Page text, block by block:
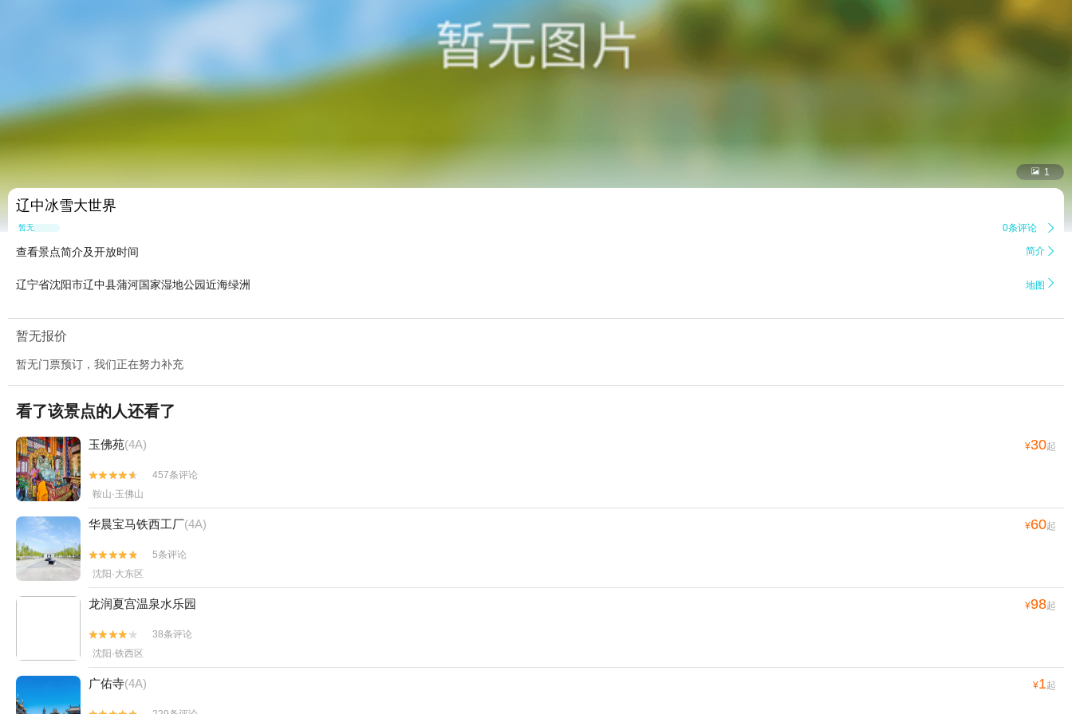
 1
辽中冰雪大世界
暂无点评 0条评论 
查看景点简介及开放时间 简介 
辽宁省沈阳市辽中县蒲河国家湿地公园近海绿洲 地图 
暂无报价
暂无门票预订，我们正在努力补充
看了该景点的人还看了
玉佛苑(4A) ¥30起


457条评论
鞍山·玉佛山
华晨宝马铁西工厂(4A) ¥60起


5条评论
沈阳·大东区
龙润夏宫温泉水乐园 ¥98起


38条评论
沈阳·铁西区
广佑寺(4A) ¥1起